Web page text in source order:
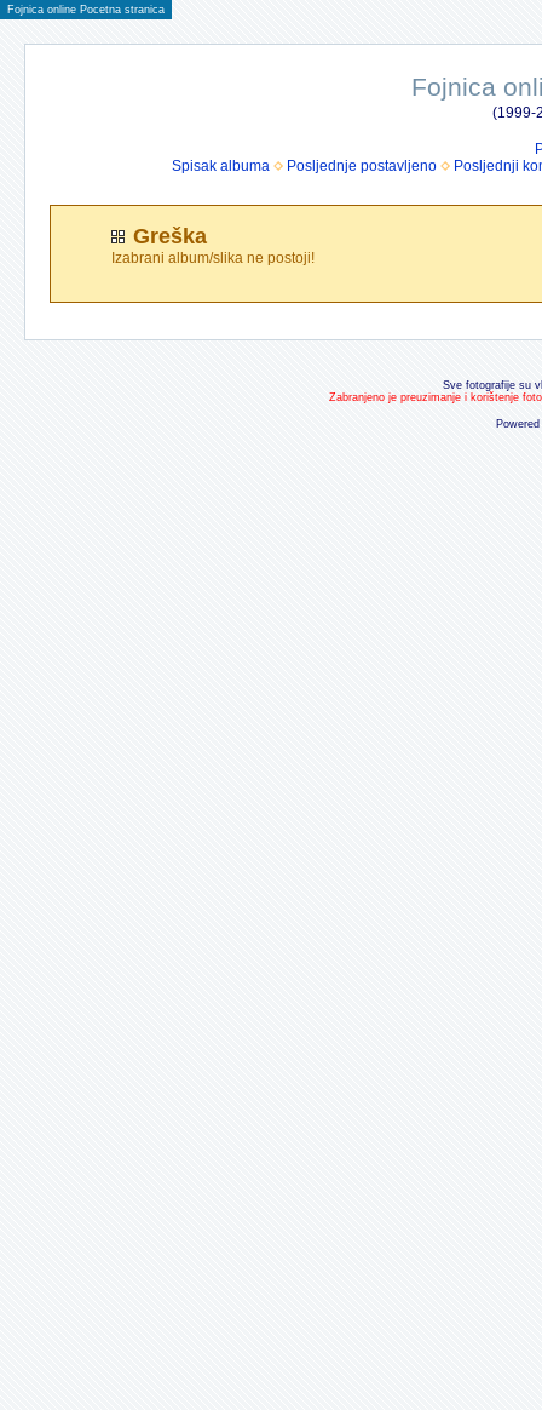
Fojnica online Pocetna stranica
Fojnica
(1999-
Spisak albuma
Posljednje postavljeno Posljednji
Greška
Izabrani album/slika ne postoji!
Sve fotografije su
Zabranjeno je preuzimanje i korištenje